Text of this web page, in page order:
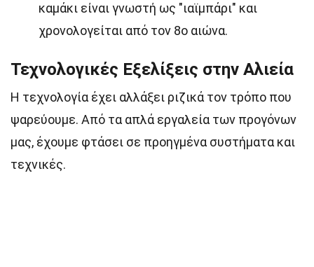
καμάκι είναι γνωστή ως "ιαϊμπάρι" και
χρονολογείται από τον 8ο αιώνα.
Τεχνολογικές Εξελίξεις στην Αλιεία
Η τεχνολογία έχει αλλάξει ριζικά τον τρόπο που
ψαρεύουμε. Από τα απλά εργαλεία των προγόνων
μας, έχουμε φτάσει σε προηγμένα συστήματα και
τεχνικές.